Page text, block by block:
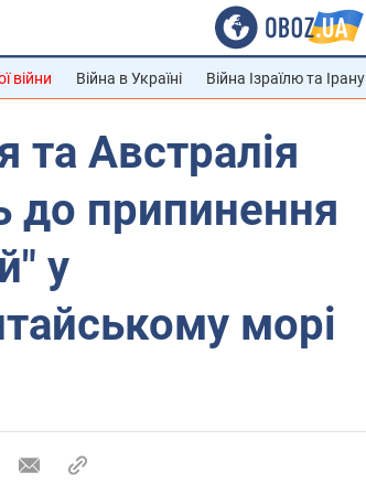
війни Війна в Україні Війна Ізраїлю та Ірану
та Австралія
до припинення
у
морі